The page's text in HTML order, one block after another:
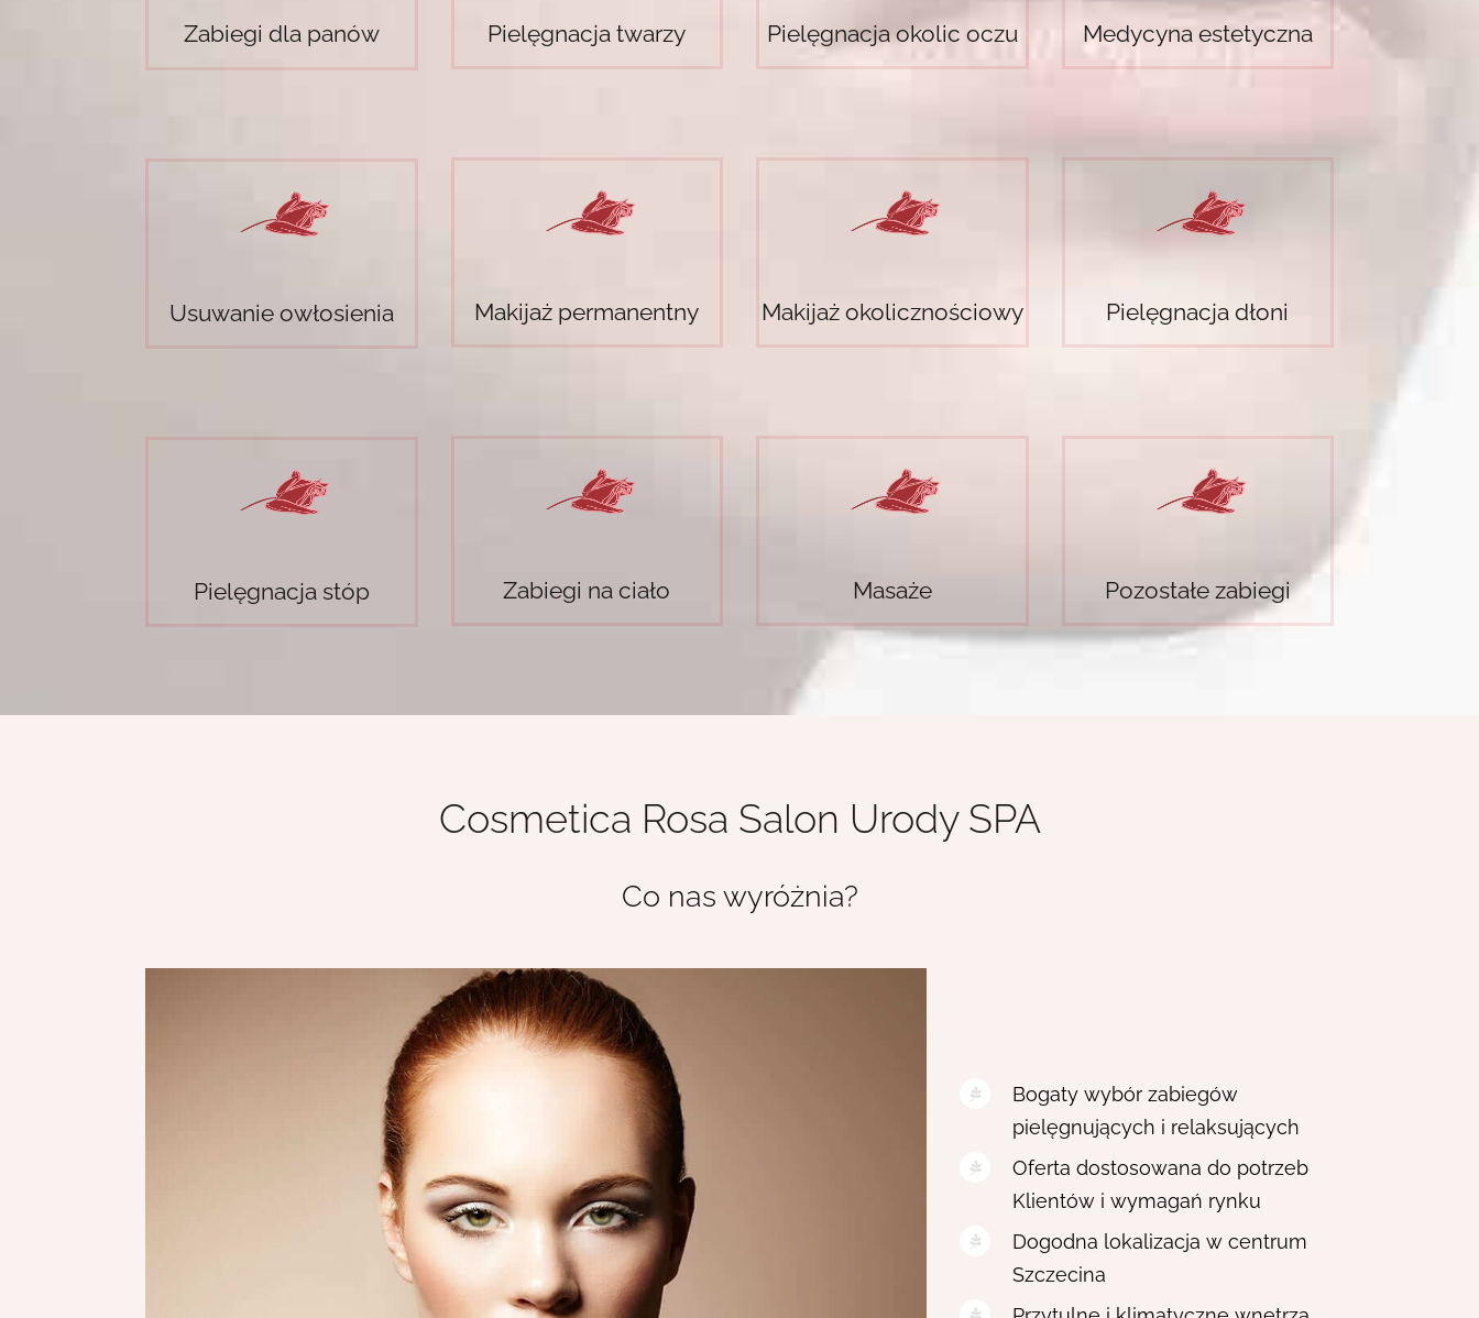
Zabiegi dla panów
Usuwanie owłosienia
Pielęgnacja stóp
Pielęgnacja twarzy
Makijaż permanentny
Zabiegi na ciało
Pielęgnacja okolic oczu
Makijaż okolicznościowy
Masaże
Medycyna estetyczna
Pielęgnacja dłoni
Pozostałe zabiegi
Cosmetica Rosa Salon Urody SPA
Co nas wyróżnia?
Bogaty wybór zabiegów
pielęgnujących i relaksujących
Oferta dostosowana do potrzeb
Klientów i wymagań rynku
Dogodna lokalizacja w centrum
Szczecina